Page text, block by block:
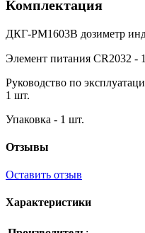
Комплектация
ДКГ-РМ1603В дозиметр
Элемент питания CR2032 -
Руководство по
1 шт.
Упаковка - 1 шт.
Отзывы
Оставить отзыв
Характеристики